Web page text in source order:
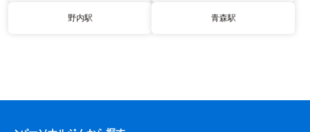
野内駅 青森駅